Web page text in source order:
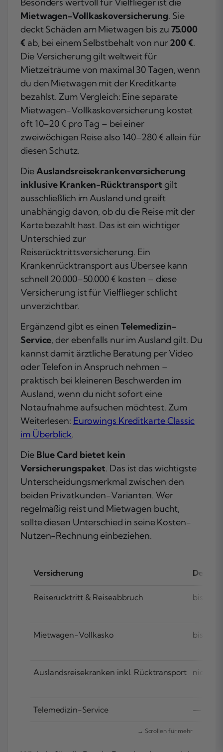
Besonders wertvoll für Vielflieger ist die
Mietwagen-Vollkaskoversicherung. Sie
deckt Schäden am Mietwagen bis zu 75.000
€ ab, bei einem Selbstbehalt von nur200 €.
Die Versicherung gilt weltweit für
Mietzeiträume von maximal 30 Tagen, wenn
du den Mietwagen mit der Kreditkarte
bezahlst. Zum Vergleich: Eine separate
Mietwagen-Vollkaskoversicherung kostet
oft 10–20 € pro Tag – bei einer
zweiwöchigen Reise also 140–280 € allein für
diesen Schutz.
DieAuslandsreisekrankenversicherung
inklusive Kranken-Rücktransport gilt
ausschließlich im Ausland und greift
unabhängig davon, ob du die Reise mit der
Karte bezahlt hast. Das ist ein wichtiger
Unterschied zur
Reiserücktrittsversicherung. Ein
Krankenrücktransport aus Übersee kann
schnell 20.000–50.000 € kosten – diese
Versicherung ist für Vielflieger schlicht
unverzichtbar.
Ergänzend gibt es einen Telemedizin-
Service, der ebenfalls nur im Ausland gilt. Du
kannst damit ärztliche Beratung per Video
oder Telefon in Anspruch nehmen –
praktisch bei kleineren Beschwerden im
Ausland, wenn du nicht sofort eine
Notaufnahme aufsuchen möchtest. Zum
Weiterlesen: Eurowings Kreditkarte Classic
im Überblick.
Die Blue Card bietet kein
Versicherungspaket. Das ist das wichtigste
Unterscheidungsmerkmal zwischen den
beiden Privatkunden-Varianten. Wer
regelmäßig reist und Mietwagen bucht,
sollte diesen Unterschied in seine Kosten-
Nutzen-Rechnung einbeziehen.
Versicherung
Reiserücktritt & Reiseabbruch bis
Mietwagen-Vollkasko bis
Auslandsreisekranken inkl. Rücktransport nicht
Telemedizin-Service —